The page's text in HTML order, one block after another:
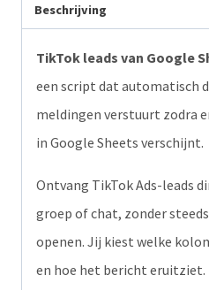
Telegram
als
Telegram-
bericht
aantal
Beschrijving
TikTok leads van Google
een script dat automatisch
meldingen verstuurt zodra
in Google Sheets verschijnt.
Ontvang TikTok Ads-leads
groep of chat, zonder
openen. Jij kiest welke
en hoe het bericht eruitziet.